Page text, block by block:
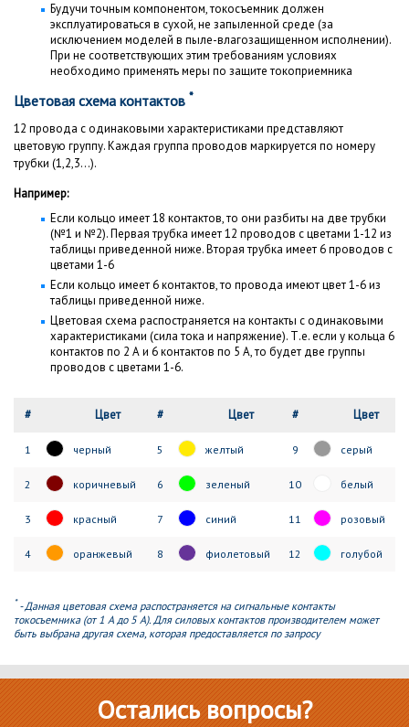
Будучи точным компонентом, токосъемник должен
эксплуатироваться в сухой, не запыленной среде (за
исключением моделей в пыле-влагозащищенном исполнении).
При не соответствующих этим требованиям условиях
необходимо применять меры по защите токоприемника
Цветовая схема контактов *
12 провода с одинаковыми характеристиками представляют
цветовую группу. Каждая группа проводов маркируется по номеру
трубки (1,2,3...).
Например:
Если кольцо имеет 18 контактов, то они разбиты на две трубки
(№1 и №2). Первая трубка имеет 12 проводов с цветами 1-12 из
таблицы приведенной ниже. Вторая трубка имеет 6 проводов с
цветами 1-6
Если кольцо имеет 6 контактов, то провода имеют цвет 1-6 из
таблицы приведенной ниже.
Цветовая схема распостраняется на контакты с одинаковыми
характеристиками (сила тока и напряжение). Т.е. если у кольца 6
контактов по 2 А и 6 контактов по 5 А, то будет две группы
проводов с цветами 1-6.
# Цвет # Цвет # Цвет
1 черный 5 желтый 9 серый
2 коричневый 6 зеленый 10 белый
3 красный 7 синий 11 розовый
4 оранжевый 8 фиолетовый 12 голубой
*- Данная цветовая схема распостраняется на сигнальные контакты
токосъемника (от 1 А до 5 А). Для силовых контактов производителем может
быть выбрана другая схема, которая предоставляется по запросу
Остались вопросы?